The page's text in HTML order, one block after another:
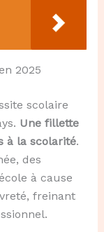
2025
scolaire
Une fillette
à la scolarité.
des
à cause
freinant